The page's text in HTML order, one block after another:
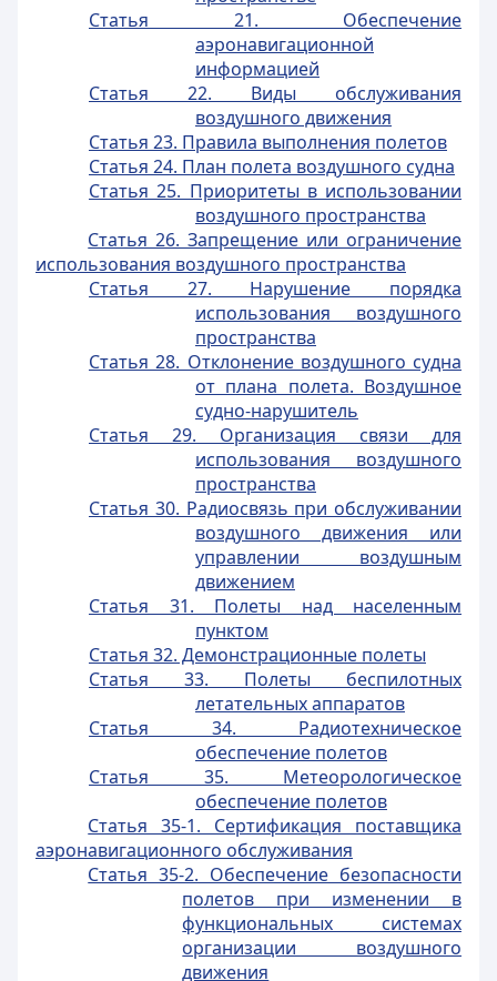
Статья 21. Обеспечение
аэронавигационной
информацией
Статья 22. Виды обслуживания
воздушного движения
Статья 23. Правила выполнения полетов
Статья 24. План полета воздушного судна
Статья 25. Приоритеты в использовании
воздушного пространства
Статья 26. Запрещение или ограничение
использования воздушного пространства
Статья 27. Нарушение порядка
использования воздушного
пространства
Статья 28. Отклонение воздушного судна
от плана полета. Воздушное
судно-нарушитель
Статья 29. Организация связи для
использования воздушного
пространства
Статья 30. Радиосвязь при обслуживании
воздушного движения или
управлении воздушным
движением
Статья 31. Полеты над населенным
пунктом
Статья 32. Демонстрационные полеты
Статья 33. Полеты беспилотных
летательных аппаратов
Статья 34. Радиотехническое
обеспечение полетов
Статья 35. Метеорологическое
обеспечение полетов
Статья 35-1. Сертификация поставщика
аэронавигационного обслуживания
Статья 35-2. Обеспечение безопасности
полетов при изменении в
функциональных системах
организации воздушного
движения